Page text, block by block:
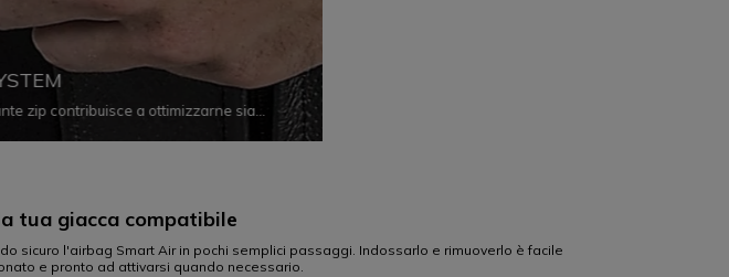
zip contribuisce a ottimizzarne sia
d’aria e assicurando la corretta
tua giacca compatibile
sicuro l'airbag Smart Air in pochi semplici passaggi. Indossarlo e rimuoverlo è facile
e pronto ad attivarsi quando necessario.